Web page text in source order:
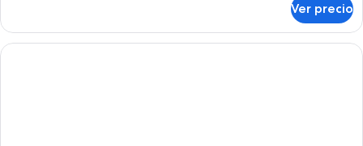
2
Double
Beds,
Double
Room,
2
Ver precio